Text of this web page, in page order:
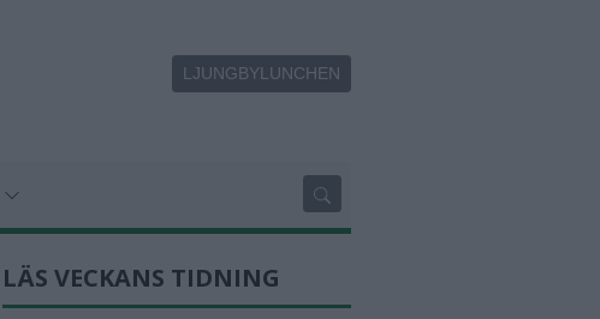
LJUNGBYLUNCHEN
LÄS VECKANS TIDNING